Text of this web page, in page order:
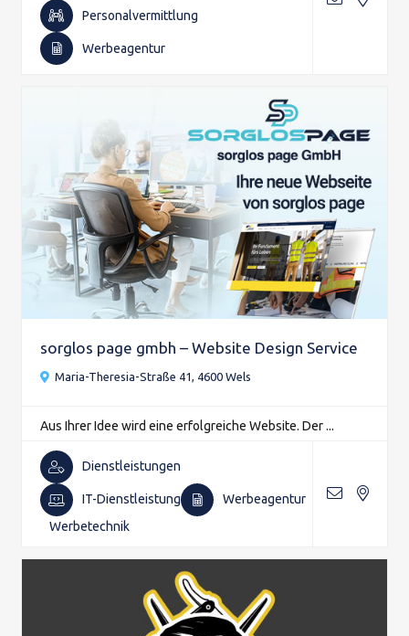
Personalvermittlung
Werbeagentur
sorglos page gmbh – Website Design Service
Maria-Theresia-Straße 41, 4600 Wels
Aus Ihrer Idee wird eine erfolgreiche Website. Der ...
Dienstleistungen
IT-Dienstleistung
Werbeagentur
Werbetechnik